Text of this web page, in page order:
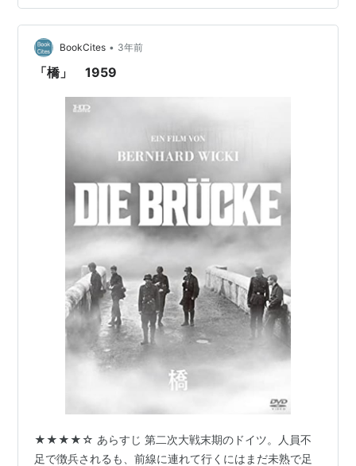
る。だがそれに対する主人公の、興行としての集客数に
は大差がないのだからそれはおかしい、という主張は納
得できるものだった。ビジネスとして稼いでいる金額が
同じなら、同じだけの賃金を支払うべきだ…
BookCites • 3年前
「橋」 1959
★★★★☆ あらすじ 第二次大戦末期のドイツ。人員不
足で徴兵されるも、前線に連れて行くにはまだ未熟で足